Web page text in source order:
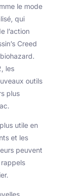
le mode
qui
l’action
Creed
les
outils
plus
utile en
et les
peuvent